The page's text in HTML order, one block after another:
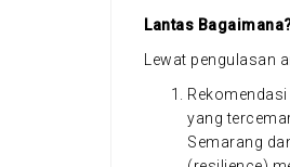
Lantas
Lewat pengulasan
yang
Semarang